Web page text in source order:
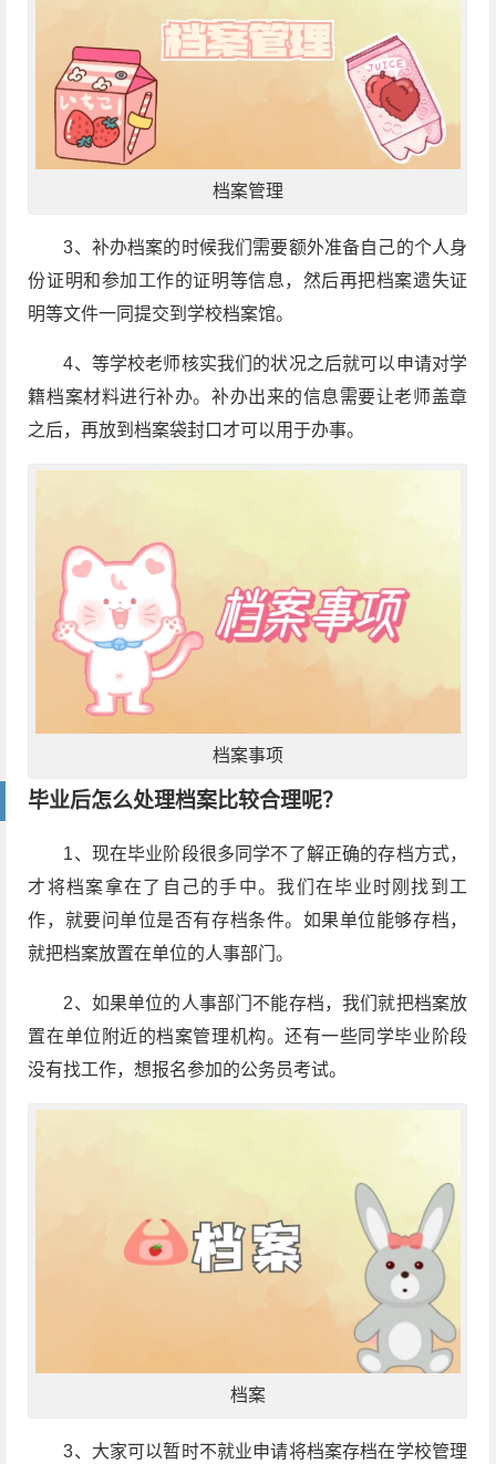
档案管理
3、补办档案的时候我们需要额外准备自己的个人身
份证明和参加工作的证明等信息，然后再把档案遗失证
明等文件一同提交到学校档案馆。
4、等学校老师核实我们的状况之后就可以申请对学
籍档案材料进行补办。补办出来的信息需要让老师盖章
之后，再放到档案袋封口才可以用于办事。
档案事项
毕业后怎么处理档案比较合理呢？
1、现在毕业阶段很多同学不了解正确的存档方式，
才将档案拿在了自己的手中。我们在毕业时刚找到工
作，就要问单位是否有存档条件。如果单位能够存档，
就把档案放置在单位的人事部门。
2、如果单位的人事部门不能存档，我们就把档案放
置在单位附近的档案管理机构。还有一些同学毕业阶段
没有找工作，想报名参加的公务员考试。
档案
3、大家可以暂时不就业申请将档案存档在学校管理